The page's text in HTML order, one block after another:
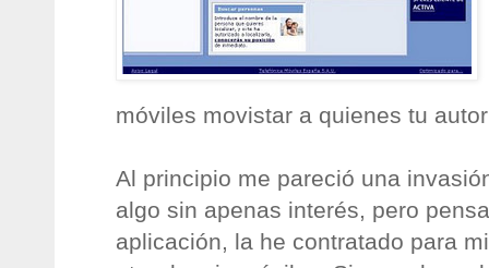
móviles movistar a quienes tu
Al principio me pareció una
algo sin apenas interés, pero
aplicación, la he contratado para